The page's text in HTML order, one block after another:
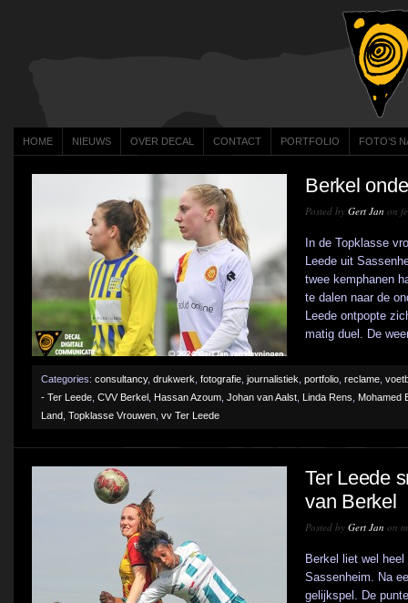
HOME NIEUWS OVER DECAL CONTACT PORTFOLIO FOTO’S
Berkel
Posted by Gert Jan on
In de Topklasse
Leede uit
twee kemphanen
te dalen naar de
Leede ontpopte
matig duel. De
Categories: consultancy, drukwerk fotografie journalistiek portfolio reclame
- Ter Leede CVV Berkel Hassan Azoum Johan van Aalst Linda Rens
Mohamed
Land Topklasse Vrouwen vv Ter Leede
Ter Leede
van Berkel
Posted by Gert Jan on
Berkel liet wel
Sassenheim. Na
gelijkspel. De